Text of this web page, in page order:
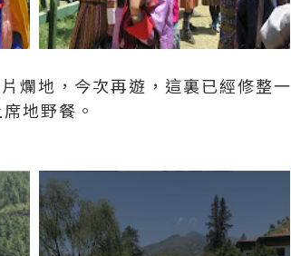
爛地，今次再遊，這裏已經修整一
地野餐。